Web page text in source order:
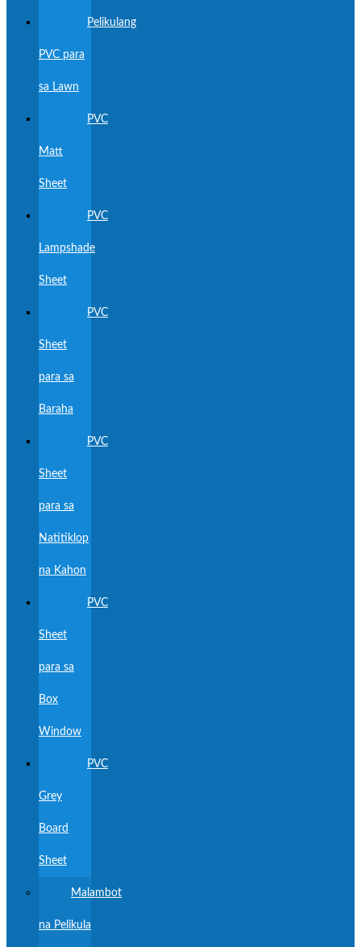
Pelikulang
PVC para
sa Lawn
PVC
Matt
Sheet
PVC
Lampshade
Sheet
PVC
Sheet
para sa
Baraha
PVC
Sheet
para sa
Natitiklop
na Kahon
PVC
Sheet
para sa
Box
Window
PVC
Grey
Board
Sheet
Malambot
na Pelikula